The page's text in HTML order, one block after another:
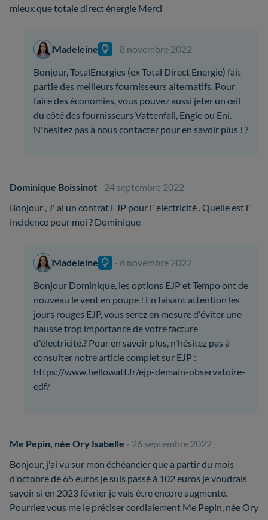
mieux que totale direct énergie Merci
Madeleine
- 8 novembre 2022
Bonjour, TotalEnergies (ex Total Direct Energie) fait
partie des meilleurs fournisseurs alternatifs. Pour
faire des économies, vous pouvez aussi jeter un œil
du côté des fournisseurs Vattenfall, Engie ou Eni.
N'hésitez pas à nous contacter pour en savoir plus ! ?
Dominique Boissinot - 24 septembre 2022
Bonjour , J' ai un contrat EJP pour l' electricité . Quelle est l'
incidence pour moi ? Dominique
Madeleine
- 8 novembre 2022
Bonjour Dominique, les options EJP et Tempo ont de
nouveau le vent en poupe ! En faisant attention les
jours rouges EJP, vous serez en mesure d'éviter une
hausse trop importance de votre facture
d'électricité.? Pour en savoir plus, n'hésitez pas à
consulter notre article complet sur EJP :
https://www.hellowatt.fr/ejp-demain-observatoire-
edf/
Me Pepin, née Ory Isabelle - 26 septembre 2022
Bonjour, j'ai vu sur mon échéancier que a partir du mois
d'octobre de 65 euros je suis passé à 102 euros je voudrais
savoir si en 2023 février je vais être encore augmenté.
Pourriez vous me le préciser cordialement Me Pepin, née Ory